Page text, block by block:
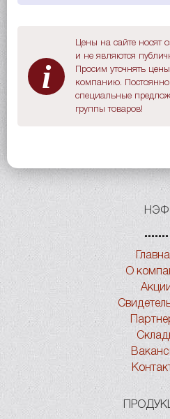
i
Цены на сайте носят
и не являются
Просим уточнять
компанию. Постоянно
специальные
группы товаров!
НЭФ
О
Акции